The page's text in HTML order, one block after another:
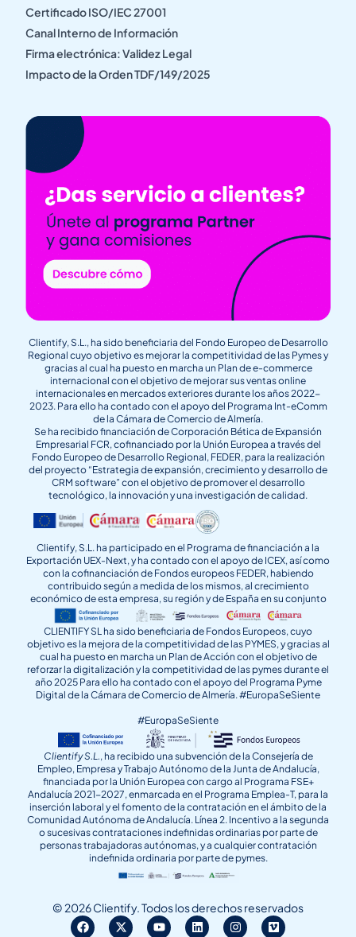
Certificado ISO/IEC 27001
Canal Interno de Información
Firma electrónica: Validez Legal
Impacto de la Orden TDF/149/2025
Clientify, S.L., ha sido beneficiaria del Fondo Europeo de Desarrollo
Regional cuyo objetivo es mejorar la competitividad de las Pymes y
gracias al cual ha puesto en marcha un Plan de e-commerce
internacional con el objetivo de mejorar sus ventas online
internacionales en mercados exteriores durante los años 2022-
2023. Para ello ha contado con el apoyo del Programa Int-eComm
de la Cámara de Comercio de Almería.
Se ha recibido financiación de Corporación Bética de Expansión
Empresarial FCR, cofinanciado por la Unión Europea a través del
Fondo Europeo de Desarrollo Regional, FEDER, para la realización
del proyecto “Estrategia de expansión, crecimiento y desarrollo de
CRM software” con el objetivo de promover el desarrollo
tecnológico, la innovación y una investigación de calidad.
Clientify, S.L. ha participado en el Programa de financiación a la
Exportación UEX-Next, y ha contado con el apoyo de ICEX, así como
con la cofinanciación de Fondos europeos FEDER, habiendo
contribuido según a medida de los mismos, al crecimiento
económico de esta empresa, su región y de España en su conjunto
CLIENTIFY SL ha sido beneficiaria de Fondos Europeos, cuyo
objetivo es la mejora de la competitividad de las PYMES, y gracias al
cual ha puesto en marcha un Plan de Acción con el objetivo de
reforzar la digitalización y la competitividad de las pymes durante el
año 2025 Para ello ha contado con el apoyo del Programa Pyme
Digital de la Cámara de Comercio de Almería. #EuropaSeSiente
#EuropaSeSiente
Clientify S.L., ha recibido una subvención de la Consejería de
Empleo, Empresa y Trabajo Autónomo de la Junta de Andalucía,
financiada por la Unión Europea con cargo al Programa FSE+
Andalucía 2021-2027, enmarcada en el Programa Emplea-T, para la
inserción laboral y el fomento de la contratación en el ámbito de la
Comunidad Autónoma de Andalucía. Línea 2. Incentivo a la segunda
o sucesivas contrataciones indefinidas ordinarias por parte de
personas trabajadoras autónomas, y a cualquier contratación
indefinida ordinaria por parte de pymes.
© 2026 Clientify. Todos los derechos reservados